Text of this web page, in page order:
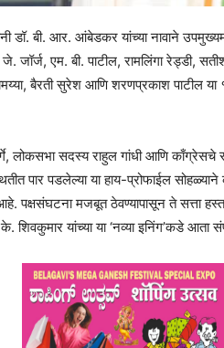
डॉ. बी. आर. आंबेडकर यांच्या नावाने
जॉर्ज, एम. बी. पाटील, रामलिंगा रेड्डी,
बैरती सुरेश आणि शरणप्रकाश पाटील
लोकसभा सदस्य राहुल गांधी आणि काँग्रेसचे
पार पडलेल्या या हाय-प्रोफाईल
पक्षसंघटना मजबूत ठेवण्यापासून ते सत्ता
के. शिवकुमार यांच्या या ‘नव्या इनिंग’कडे